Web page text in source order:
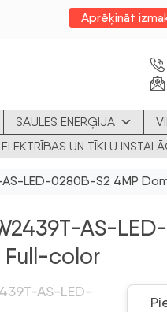
Aprēķināt
SAULES ENERĢIJA
ELEKTRĪBAS UN TĪKLU
LED-0280B-S2 4MP
AS-
Full-color
AS-LED-